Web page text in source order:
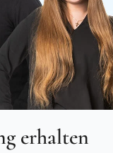
erhalten